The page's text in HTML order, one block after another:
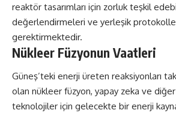
reaktör tasarımları için zorluk teşkil
değerlendirmeleri ve yerleşik
gerektirmektedir.
Nükleer Füzyonun Vaatleri
Güneş’teki enerji üreten reaksiyonları
olan nükleer füzyon, yapay zeka ve
teknolojiler için gelecekte bir enerji